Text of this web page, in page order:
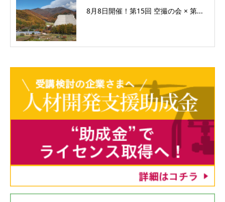
8月8日開催！第15回 空撮の会 × 第...